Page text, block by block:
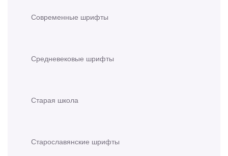
Современные шрифты
Средневековые шрифты
Старая школа
Старославянские шрифты